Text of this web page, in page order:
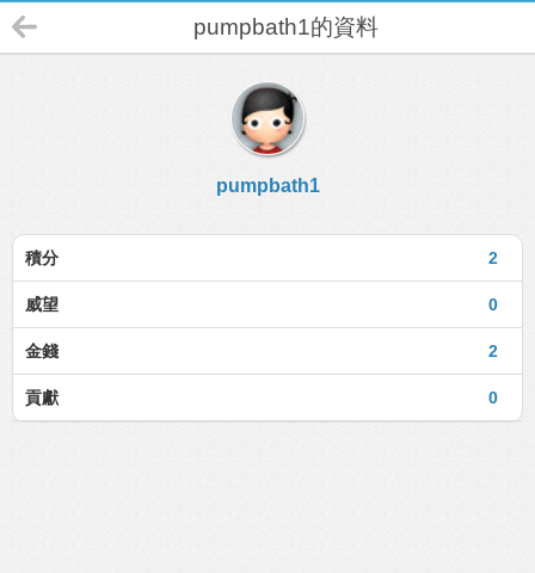
pumpbath1的資料
pumpbath1
2
積分
0
威望
2
金錢
0
貢獻